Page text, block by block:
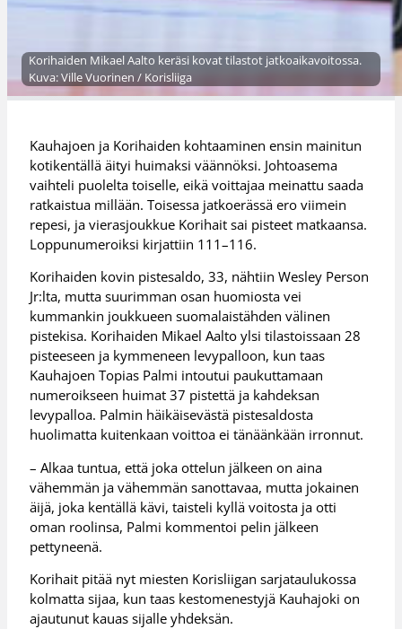
Korihaiden Mikael Aalto keräsi kovat tilastot jatkoaikavoitossa.
Kuva: Ville Vuorinen / Korisliiga
Kauhajoen ja Korihaiden kohtaaminen ensin mainitun
kotikentällä äityi huimaksi väännöksi. Johtoasema
vaihteli puolelta toiselle, eikä voittajaa meinattu saada
ratkaistua millään. Toisessa jatkoerässä ero viimein
repesi, ja vierasjoukkue Korihait sai pisteet matkaansa.
Loppunumeroiksi kirjattiin 111–116.
Korihaiden kovin pistesaldo, 33, nähtiin Wesley Person
Jr:lta, mutta suurimman osan huomiosta vei
kummankin joukkueen suomalaistähden välinen
pistekisa. Korihaiden Mikael Aalto ylsi tilastoissaan 28
pisteeseen ja kymmeneen levypalloon, kun taas
Kauhajoen Topias Palmi intoutui paukuttamaan
numeroikseen huimat 37 pistettä ja kahdeksan
levypalloa. Palmin häikäisevästä pistesaldosta
huolimatta kuitenkaan voittoa ei tänäänkään irronnut.
– Alkaa tuntua, että joka ottelun jälkeen on aina
vähemmän ja vähemmän sanottavaa, mutta jokainen
äijä, joka kentällä kävi, taisteli kyllä voitosta ja otti
oman roolinsa, Palmi kommentoi pelin jälkeen
pettyneenä.
Korihait pitää nyt miesten Korisliigan sarjataulukossa
kolmatta sijaa, kun taas kestomenestyjä Kauhajoki on
ajautunut kauas sijalle yhdeksän.